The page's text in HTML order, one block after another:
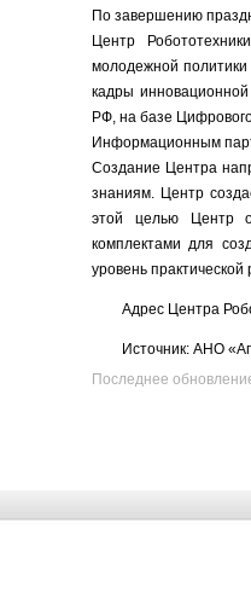
По завершению
Центр
молодежной
кадры
РФ, на базе
Информационным
Создание Центра
знаниям. Центр
этой целью Центр
комплектами для
уровень практической
Адрес Центра
Источник: АНО
Последнее